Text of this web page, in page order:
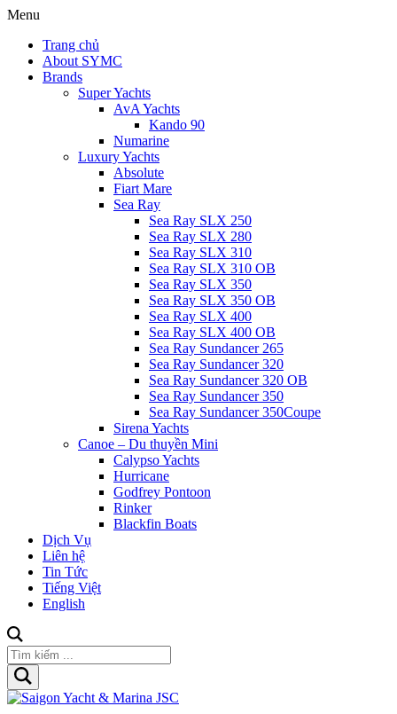
Menu
Trang chủ
About SYMC
Brands
Super Yachts
AvA Yachts
Kando 90
Numarine
Luxury Yachts
Absolute
Fiart Mare
Sea Ray
Sea Ray SLX 250
Sea Ray SLX 280
Sea Ray SLX 310
Sea Ray SLX 310 OB
Sea Ray SLX 350
Sea Ray SLX 350 OB
Sea Ray SLX 400
Sea Ray SLX 400 OB
Sea Ray Sundancer 265
Sea Ray Sundancer 320
Sea Ray Sundancer 320 OB
Sea Ray Sundancer 350
Sea Ray Sundancer 350Coupe
Sirena Yachts
Canoe – Du thuyền Mini
Calypso Yachts
Hurricane
Godfrey Pontoon
Rinker
Blackfin Boats
Dịch Vụ
Liên hệ
Tin Tức
Tiếng Việt
English